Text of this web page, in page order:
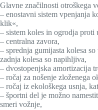
Glavne značilnosti otroškega
– enostavni sistem vpenjanja
klik«,
– sistem koles in ogrodja proti
– centralna zavora,
– sprednja gumijasta kolesa
zadnja kolesa so napihljiva,
– dvostopenjska amortizacija
– ročaj za nošenje zloženega
– ročaj iz ekološkega usnja,
– športni del je možno
smeri vožnje,